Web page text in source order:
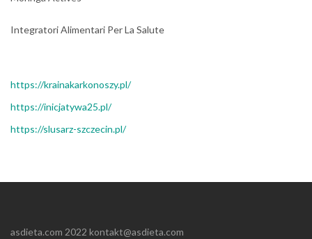
Integratori Alimentari Per La Salute
https://krainakarkonoszy.pl/
https://inicjatywa25.pl/
https://slusarz-szczecin.pl/
asdieta.com 2022 kontakt@asdieta.com